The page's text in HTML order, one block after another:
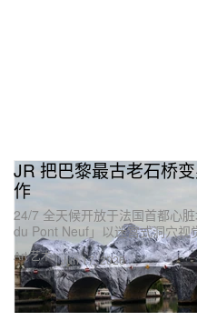
Art 艺术
JR 把巴黎最古老石桥
作
24/7 全天候开放于法国首都心
du Pont Neuf」以迷宫式洞穴视
Jun 17, 2026